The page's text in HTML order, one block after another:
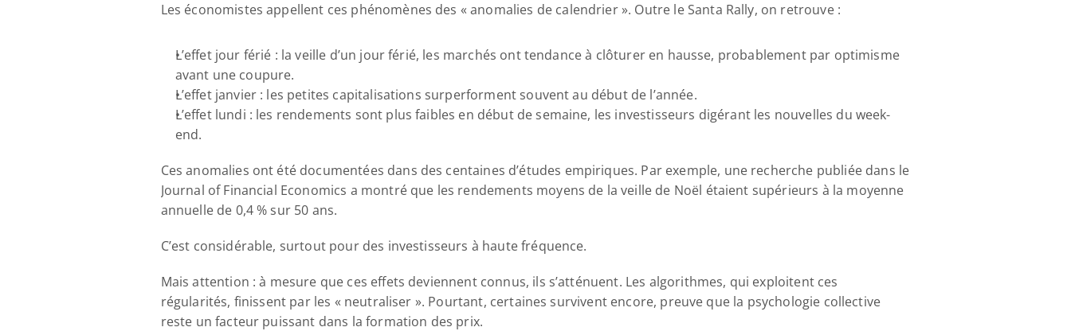
Les économistes appellent ces phénomènes des « anomalies de calendrier ». Outre le Santa Rally, on retrouve :
L’effet jour férié : la veille d’un jour férié, les marchés ont tendance à clôturer en hausse, probablement par optimisme
avant une coupure.
L’effet janvier : les petites capitalisations surperforment souvent au début de l’année.
L’effet lundi : les rendements sont plus faibles en début de semaine, les investisseurs digérant les nouvelles du week-
end.
Ces anomalies ont été documentées dans des centaines d’études empiriques. Par exemple, une recherche publiée dans le
Journal of Financial Economics a montré que les rendements moyens de la veille de Noël étaient supérieurs à la moyenne
annuelle de 0,4 % sur 50 ans.
C’est considérable, surtout pour des investisseurs à haute fréquence.
Mais attention : à mesure que ces effets deviennent connus, ils s’atténuent. Les algorithmes, qui exploitent ces
régularités, finissent par les « neutraliser ». Pourtant, certaines survivent encore, preuve que la psychologie collective
reste un facteur puissant dans la formation des prix.